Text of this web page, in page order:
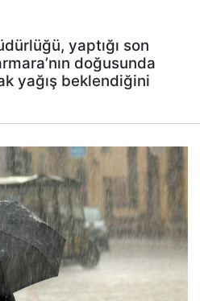
yaptığı son
doğusunda
yağış beklendiğini